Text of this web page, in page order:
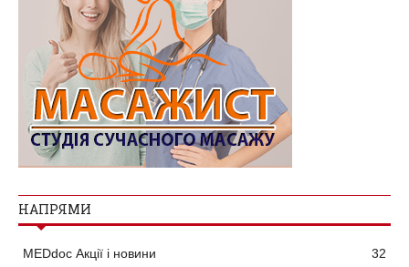
НАПРЯМИ
MEDdoc Акції і новини
32